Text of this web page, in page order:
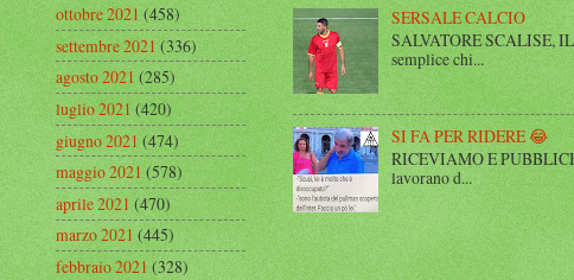
SERSALE CALCIO
SALVATORE SCALISE,
semplice chi...
SI FA PER RIDERE 😂
RICEVIAMO E
lavorano d...
ottobre 2021(458)
settembre 2021(336)
agosto 2021(285)
luglio 2021(420)
giugno 2021(474)
maggio 2021(578)
aprile 2021(470)
marzo 2021(445)
febbraio 2021(328)